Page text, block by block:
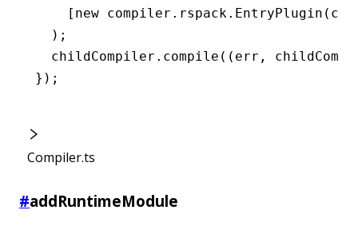
    [
new compiler . rspack.EntryPlugin (
  );
  childCompiler
.compile ((err ,
});
Compiler.ts
#addRuntimeModule